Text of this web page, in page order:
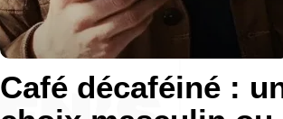
Café décaféiné :